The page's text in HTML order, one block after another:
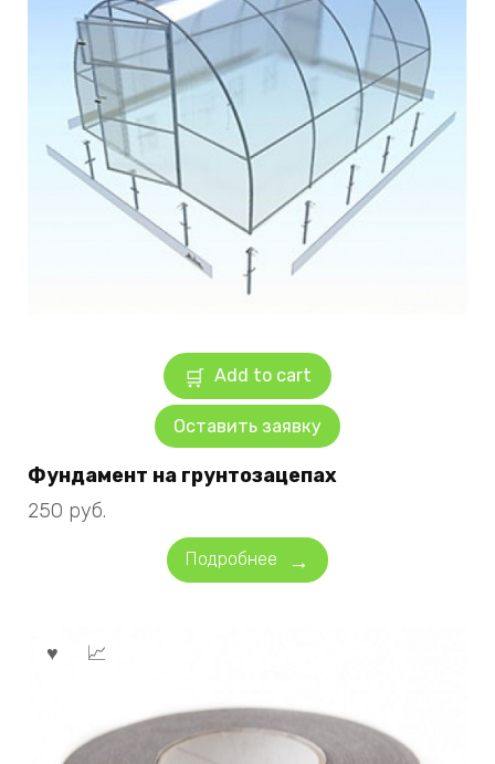
Add to cart
Оставить заявку
Фундамент на грунтозацепах
250 руб.
Подробнее